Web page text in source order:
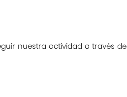
nuestra actividad a través de